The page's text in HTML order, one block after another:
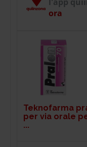
ora
Teknofarma
per via orale
...